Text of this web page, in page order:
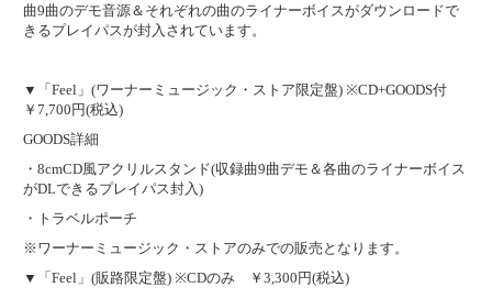
曲9曲のデモ音源＆それぞれの曲のライナーボイスがダウンロードで
きるプレイパスが封入されています。
▼「Feel」(ワーナーミュージック・ストア限定盤) ※CD+GOODS付
￥7,700円(税込)
GOODS詳細
・8cmCD風アクリルスタンド(収録曲9曲デモ＆各曲のライナーボイス
がDLできるプレイパス封入)
・トラベルポーチ
※ワーナーミュージック・ストアのみでの販売となります。
▼「Feel」(販路限定盤) ※CDのみ ￥3,300円(税込)